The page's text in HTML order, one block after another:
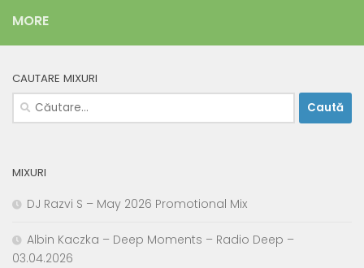
MORE
CAUTARE MIXURI
Caută
după:
MIXURI
DJ Razvi S – May 2026 Promotional Mix
Albin Kaczka – Deep Moments – Radio Deep –
03.04.2026